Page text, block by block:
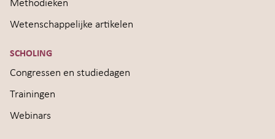
Methodieken
Wetenschappelijke artikelen
SCHOLING
Congressen en studiedagen
Trainingen
Webinars